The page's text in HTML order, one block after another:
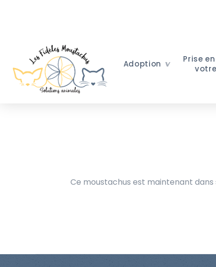
Adoption
Prise
Ce moustachus est maintenant